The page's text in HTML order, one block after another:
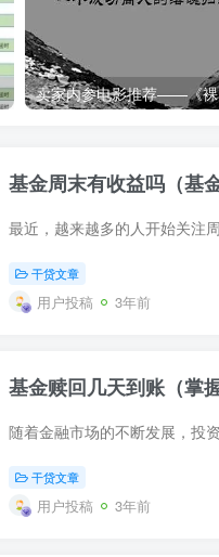
基金周末有收益吗（基
干贷文章
用户投稿 3年前
基金赎回几天到账（掌
干贷文章
用户投稿 3年前